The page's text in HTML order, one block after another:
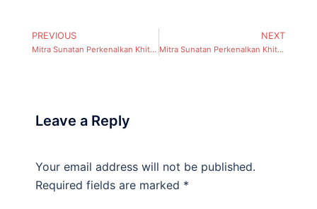
PREVIOUS
Mitra Sunatan Perkenalkan Khitan Metode Sirkulem Sealer (Kelurahan Trajen, Kecamatan Pannggungrejo) Kota Pasuruan
NEXT
Mitra Sunatan Perkenalkan Khitan Metode Sirkulem Sealer (Kelurahan Kebonsari, Kecamatan Panggungrejo) Kota Pasuruan
Leave a Reply
Your email address will not be published.
Required fields are marked *